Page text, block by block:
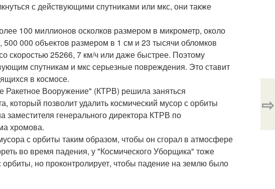
с действующими спутниками или мкс, они также
100 миллионов осколков размером в микрометр, около
000 объектов размером в 1 см и 23 тысячи обломков
скоростью 25266, 7 км/ч или даже быстрее. Поэтому
спутникам и мкс серьезные повреждения. Это ставит
в космосе.
Ракетное Вооружение" (КТРВ) решила заняться
который позволит удалить космический мусор с орбиты
генерального директора КТРВ по
хромова.
с орбиты таким образом, чтобы он сгорал в атмосфере
во время падения, у "Космического Уборщика" тоже
но проконтролирует, чтобы падение на землю было
⇨